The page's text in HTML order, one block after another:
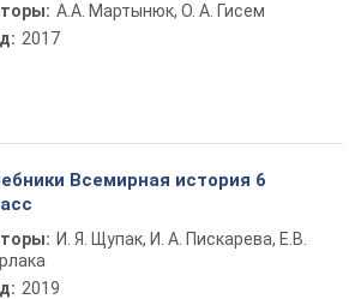
А.А. Мартынюк, О. А. Гисем
2017
Всемирная история 6
И. Я. Щупак, И. А. Пискарева, Е.В.
2019